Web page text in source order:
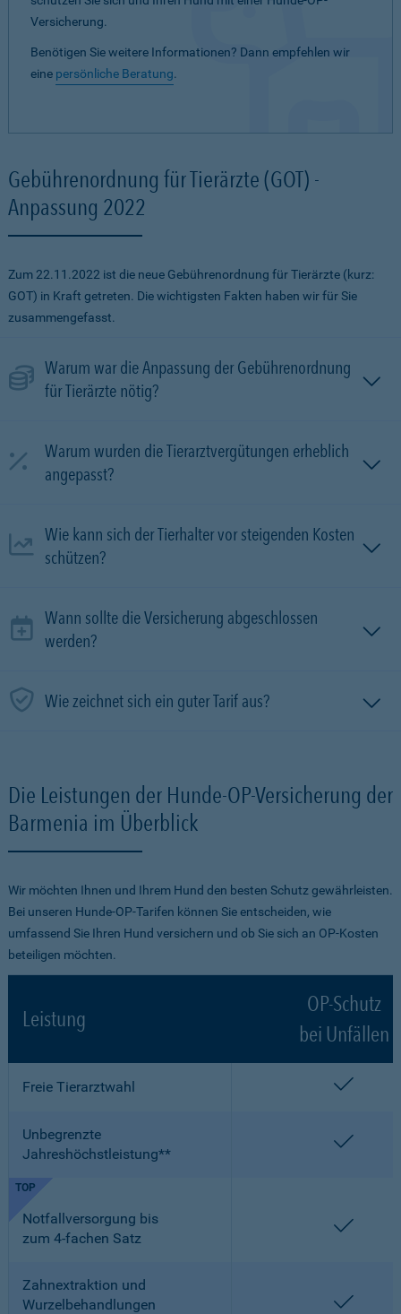
Versicherung.
Benötigen Sie weitere Informationen? Dann empfehlen wir
eine persönliche Beratung.
Gebührenordnung für Tierärzte (GOT) -
Anpassung 2022
Zum 22.11.2022 ist die neue Gebührenordnung für Tierärzte (kurz:
GOT) in Kraft getreten. Die wichtigsten Fakten haben wir für Sie
zusammengefasst.
Warum war die Anpassung der Gebührenordnung
für Tierärzte nötig?
Warum wurden die Tierarztvergütungen erheblich
angepasst?
Wie kann sich der Tierhalter vor steigenden Kosten
schützen?
Wann sollte die Versicherung abgeschlossen
werden?
Wie zeichnet sich ein guter Tarif aus?
Die Leistungen der Hunde-OP-Versicherung der
Barmenia im Überblick
Wir möchten Ihnen und Ihrem Hund den besten Schutz gewährleisten.
Bei unseren Hunde-OP-Tarifen können Sie entscheiden, wie
umfassend Sie Ihren Hund versichern und ob Sie sich an OP-Kosten
beteiligen möchten.
Leistung
OP-Schutz
bei Unfällen
Freie Tierarztwahl
Unbegrenzte
Jahreshöchstleistung**
Notfallversorgung bis
zum 4-fachen Satz
TOP
Zahnextraktion und
Wurzelbehandlungen